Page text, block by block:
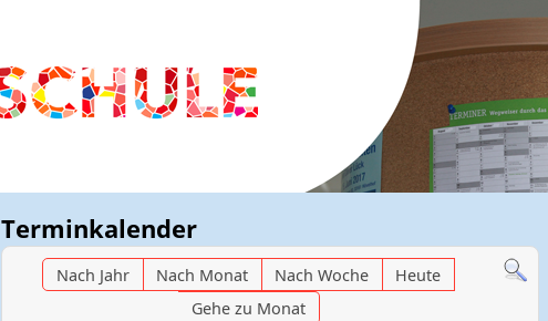
Terminkalender
Nach Jahr Nach Monat Nach Woche
Heute
Gehe zu Monat